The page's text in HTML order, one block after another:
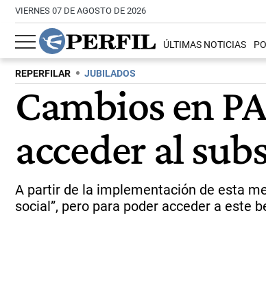
VIERNES 07 DE AGOSTO DE 2026
ÚLTIMAS NOTICIAS
REPERFILAR JUBILADOS
Cambios en
acceder al
A partir de la implementación de esta
social”, pero para poder acceder a este